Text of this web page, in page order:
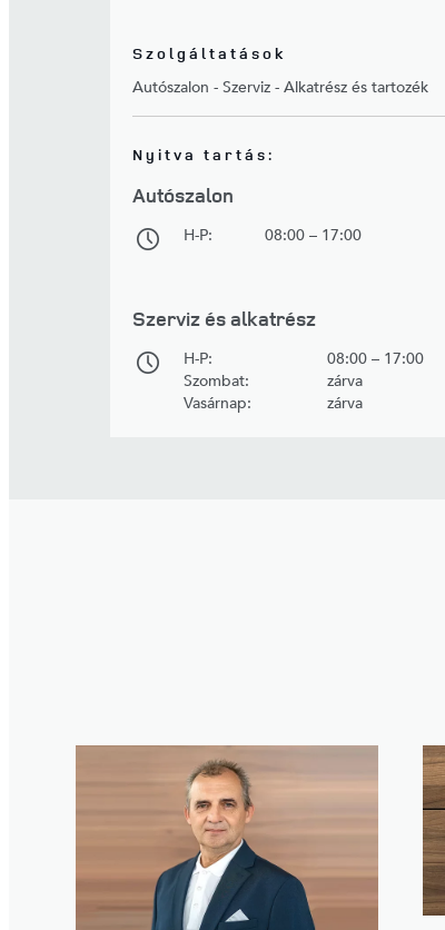
Szolgáltatások
Autószalon - Szerviz - Alkatrész és tartozék
Nyitva tartás:
Autószalon
H-P: 08:00 – 17:00
Szerviz és alkatrész
H-P:
08:00 – 17:00
Szombat:
zárva
Vasárnap:
zárva